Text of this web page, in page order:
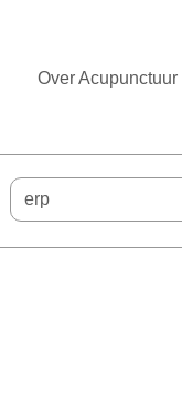
Over Acupunctuur